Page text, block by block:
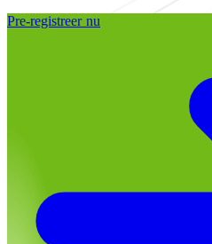
Pre-registreer nu